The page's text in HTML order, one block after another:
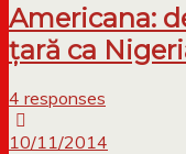
Americana:
țară ca
4 responses
10/11/2014